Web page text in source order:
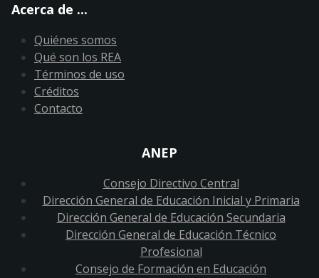
Acerca de ...
Quiénes somos
Qué son los REA
Términos de uso
Créditos
Contacto
ANEP
Consejo Directivo Central
Dirección General de Educación Inicial y Primaria
Dirección General de Educación Secundaria
Dirección General de Educación Técnico
Profesional
Consejo de Formación en Educación